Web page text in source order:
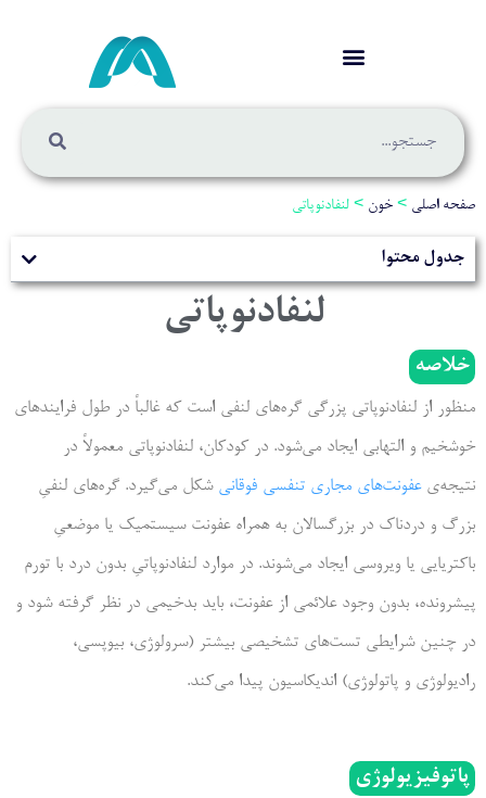
خون>لنفادنوپاتی
لنفادنوپاتی
پزرگی گره‌های لنفی است که غالباً در طول فرایندهای
ایجاد می‌شود. در کودکان، لنفادنوپاتی معمولاً در
مجاری تنفسی فوقانیشکل می‌گیرد. گره‌های لنفیِ
در بزرگسالان به همراه عفونت سیستمیک یا موضعیِ
ویروسی ایجاد می‌شوند. در موارد لنفادنوپاتیِ بدون درد با تورم
وجود علائمی از عفونت، باید بدخیمی در نظر گرفته شود و
تست‌های تشخیصی بیشتر (سرولوژی، بیوپسی،
اندیکاسیون پیدا می‌کند.